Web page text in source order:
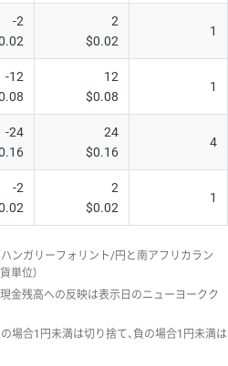
-2
2
$0.02
1
-12
12
$0.08
1
-24
24
$0.16
4
-2
2
$0.02
1
ンガリーフォリント/円と南アフリカラン
単位）
金残高への反映は表示日のニューヨークク
場合1円未満は切り捨て、負の場合1円未満は